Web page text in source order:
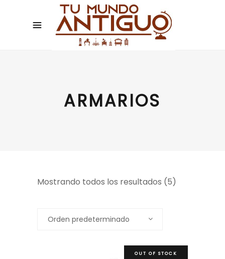
ARMARIOS
Mostrando todos los resultados (5)
Orden predeterminado
OUT OF STOCK